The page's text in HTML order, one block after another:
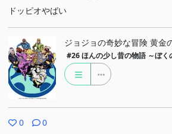
ドッピオやばい
ジョジョの奇妙な冒険 黄金
#26 ほんの少し昔の物語 ～ぼく
0 0